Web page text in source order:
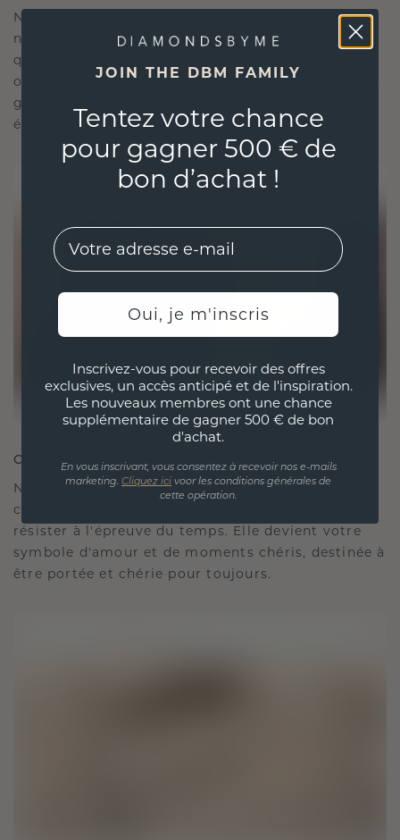
Nous ne choisissons que les matériaux les plus
nobles et respectueux de l'environnement, ainsi
que des diamants synthétiques. Nos experts en
orfèvrerie allient durabilité et savoir-faire inégalé,
garantissant ainsi que vos bijoux sont aussi
éthiques qu'exquis.
CRÉÉ POUR LA CONNEXION
Notre philosophie en matière de design est de
créer des liens, chaque pièce étant conçue pour
résister à l'épreuve du temps. Elle devient votre
symbole d'amour et de moments chéris, destinée à
être portée et chérie pour toujours.
JOIN THE DBM FAMILY
Tentez votre chance
pour gagner 500 € de
bon d’achat !
EMail
Oui, je m'inscris
Inscrivez-vous pour recevoir des offres
exclusives, un accès anticipé et de l'inspiration.
Les nouveaux membres ont une chance
supplémentaire de gagner 500 € de bon
d'achat.
En vous inscrivant, vous consentez à recevoir nos e-mails
marketing. Cliquez ici voor les conditions générales de
cette opération.